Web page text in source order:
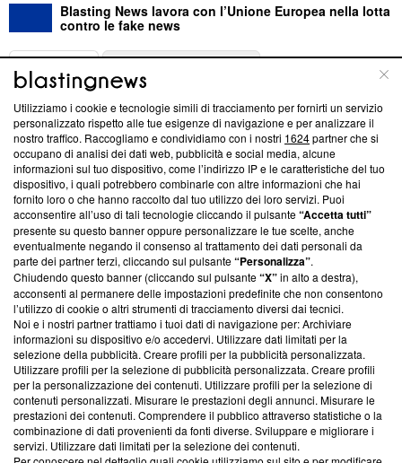
Blasting News lavora con l’Unione Europea nella lotta
contro le fake news
ABOUT
Questa sezione offre informazioni trasparenti su Blasting
News, sui nostri processi editoriali e su come ci impegniamo a
creare news di qualità. Inoltre, afferma la nostra aderenza a
‘Trust Project - News with Integrity’Blasting News non è
ancora membro del programma, ma ha richiesto di farne
parte; Trust Project non ha ancora effettuato una verifica di
conformità agli standard.
Su di noi
Team editoriale
Corporate
Redazione
Informativa Privacy
Cookie Policy
Blasting SA, IDI CHE-247.845.224, Via Carlo Frasca, 3 - 6900
Utilizziamo i cookie e tecnologie simili di tracciamento per fornirti un servizio
personalizzato rispetto alle tue esigenze di navigazione e per analizzare il
nostro traffico. Raccogliamo e condividiamo con i nostri 1624partner che si
occupano di analisi dei dati web, pubblicità e social media, alcune
informazioni sul tuo dispositivo, come l’indirizzo IP e le caratteristiche del tuo
dispositivo, i quali potrebbero combinarle con altre informazioni che hai
fornito loro o che hanno raccolto dal tuo utilizzo dei loro servizi. Puoi
acconsentire all’uso di tali tecnologie cliccando il pulsante“Accetta tutti”
presente su questo banner oppure personalizzare le tue scelte, anche
eventualmente negando il consenso al trattamento dei dati personali da
parte dei partner terzi, cliccando sul pulsante“Personalizza”.
Chiudendo questo banner (cliccando sul pulsante“X”in alto a destra),
acconsenti al permanere delle impostazioni predefinite che non consentono
l’utilizzo di cookie o altri strumenti di tracciamento diversi dai tecnici.
Noi e i nostri partner trattiamo i tuoi dati di navigazione per: Archiviare
informazioni su dispositivo e/o accedervi. Utilizzare dati limitati per la
selezione della pubblicità. Creare profili per la pubblicità personalizzata.
Utilizzare profili per la selezione di pubblicità personalizzata. Creare profili
per la personalizzazione dei contenuti. Utilizzare profili per la selezione di
contenuti personalizzati. Misurare le prestazioni degli annunci. Misurare le
prestazioni dei contenuti. Comprendere il pubblico attraverso statistiche o la
combinazione di dati provenienti da fonti diverse. Sviluppare e migliorare i
servizi. Utilizzare dati limitati per la selezione dei contenuti.